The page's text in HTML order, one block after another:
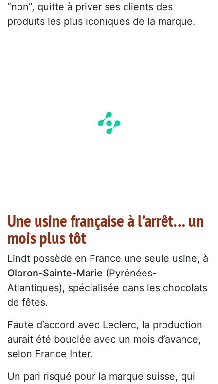
“non”, quitte à priver ses clients des
produits les plus iconiques de la marque.
Une usine française à l’arrêt… un
mois plus tôt
Lindt possède en France une seule usine, à
Oloron-Sainte-Marie (Pyrénées-
Atlantiques), spécialisée dans les chocolats
de fêtes.
Faute d’accord avec Leclerc, la production
aurait été bouclée avec un mois d’avance,
selon France Inter.
Un pari risqué pour la marque suisse, qui